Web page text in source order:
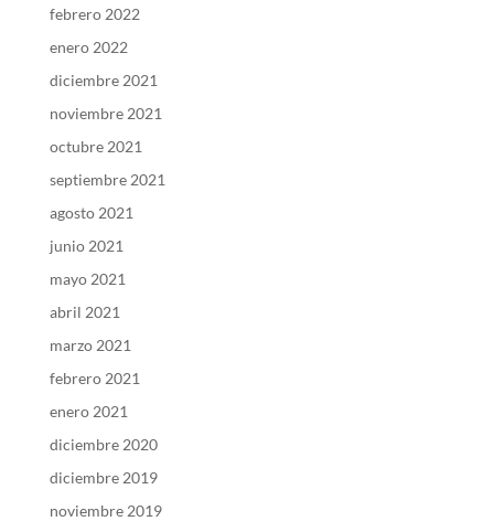
febrero 2022
enero 2022
diciembre 2021
noviembre 2021
octubre 2021
septiembre 2021
agosto 2021
junio 2021
mayo 2021
abril 2021
marzo 2021
febrero 2021
enero 2021
diciembre 2020
diciembre 2019
noviembre 2019